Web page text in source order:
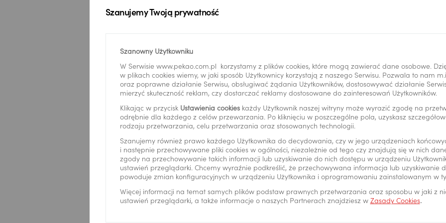
Regon*
Imię*
Nazwisko*
Pora kontaktu
Szanujemy Twoją prywatność
Szanowny Użytkowniku
W Serwisie www.pekao.com.pl korzystamy z plików cookies, które mogą zawierać dane osobowe.
w plikach cookies wiemy, w jaki sposób Użytkownicy korzystają z naszego Serwisu. Pozwala to nam
oraz poprawne działanie Serwisu, obsługiwać żądania Użytkowników, dostosowywać działanie
mierzyć skuteczność reklam, czy dostarczać reklamy dostosowane do zainteresowań Użytkowników.
Klikając w przycisk Ustawienia cookies każdy Użytkownik naszej witryny może wyrazić zgodę na
odrębnie dla każdego z celów przewarzania. Po kliknięciu w poszczególne pola, uzyskasz
rodzaju przetwarzania, celu przetwarzania oraz stosowanych technologii.
Szanujemy również prawo każdego Użytkownika do decydowania, czy w jego urządzeniach
i następnie przechowywane pliki cookies w ogólności, niezależnie od tego czy znajdują się w nich
zgody na przechowywanie takich informacji lub uzyskiwanie do nich dostępu w urządzeniu
ustawień przeglądarki. Chcemy wyraźnie podkreślić, że przechowywana informacja lub uzyskiwanie
powoduje zmian konfiguracyjnych w urządzeniu Użytkownika i oprogramowaniu zainstalowanym w
Więcej informacji na temat samych plików podstaw prawnych przetwarzania oraz sposobu w jaki z
ustawień przeglądarki, a także informacje o naszych Partnerach znajdziesz w Zasady Cookies.